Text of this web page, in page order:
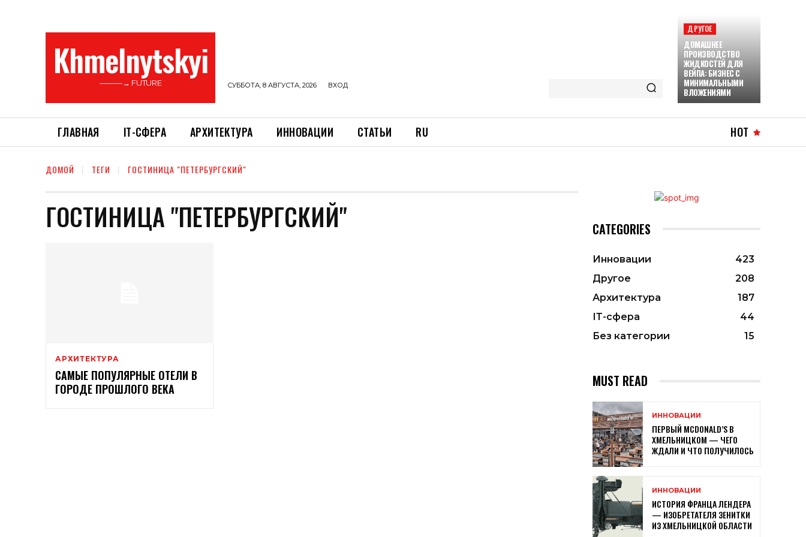
Khmelnytskyi
———→ FUTURE СУББОТА, 8 АВГУСТА, 2026 ВХОД
ДРУГОЕ
ДОМАШНЕЕ
ПРОИЗВОДСТВО
ЖИДКОСТЕЙ ДЛЯ
ВЕЙПА: БИЗНЕС С
МИНИМАЛЬНЫМИ
ВЛОЖЕНИЯМИ
ГЛАВНАЯ ІТ-СФЕРА АРХИТЕКТУРА ИННОВАЦИИ СТАТЬИ RU HOT
ДОМОЙ ТЕГИ ГОСТИНИЦА "ПЕТЕРБУРГСКИЙ"
ГОСТИНИЦА "ПЕТЕРБУРГСКИЙ"
АРХИТЕКТУРА
САМЫЕ ПОПУЛЯРНЫЕ ОТЕЛИ В
ГОРОДЕ ПРОШЛОГО ВЕКА
CATEGORIES
Инновации
423
Другое
208
Архитектура
187
ІТ-сфера
44
Без категории
15
MUST READ
ИННОВАЦИИ
ПЕРВЫЙ MCDONALD’S В
ХМЕЛЬНИЦКОМ — ЧЕГО
ЖДАЛИ И ЧТО ПОЛУЧИЛОСЬ
ИННОВАЦИИ
ИСТОРИЯ ФРАНЦА ЛЕНДЕРА
— ИЗОБРЕТАТЕЛЯ ЗЕНИТКИ
ИЗ ХМЕЛЬНИЦКОЙ ОБЛАСТИ